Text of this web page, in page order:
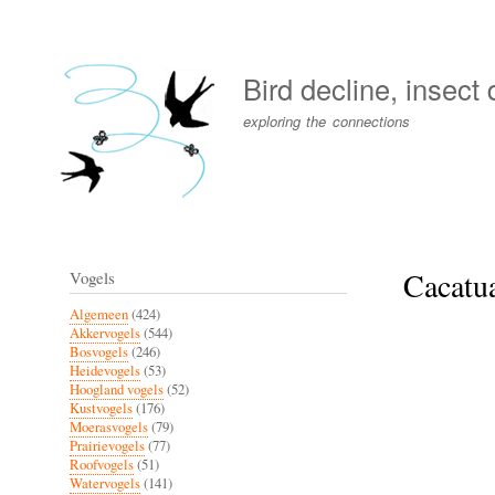
menu
Bird decline, insect
exploring the connections
Vogels
Algemeen(424)
Akkervogels(544)
Bosvogels(246)
Heidevogels(53)
Hoogland vogels(52)
Kustvogels(176)
Moerasvogels(79)
Prairievogels(77)
Roofvogels(51)
Watervogels(141)